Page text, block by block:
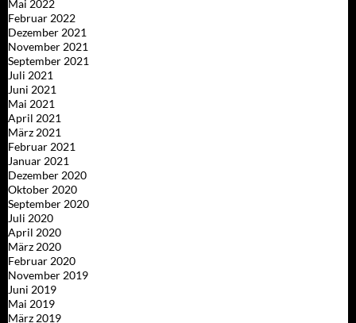
Mai 2022
Februar 2022
Dezember 2021
November 2021
September 2021
Juli 2021
Juni 2021
Mai 2021
April 2021
März 2021
Februar 2021
Januar 2021
Dezember 2020
Oktober 2020
September 2020
Juli 2020
April 2020
März 2020
Februar 2020
November 2019
Juni 2019
Mai 2019
März 2019